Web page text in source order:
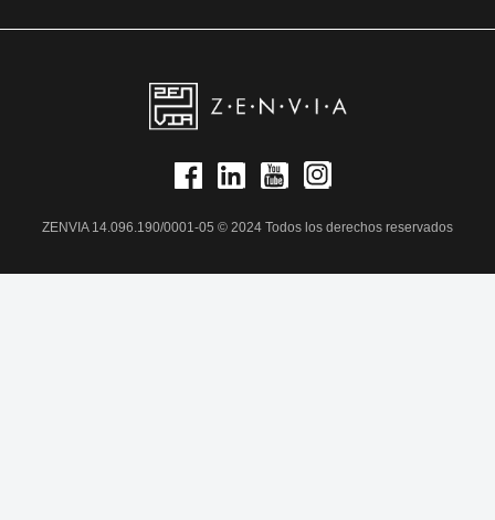
ZENVIA 14.096.190/0001-05 © 2024 Todos los derechos reservados